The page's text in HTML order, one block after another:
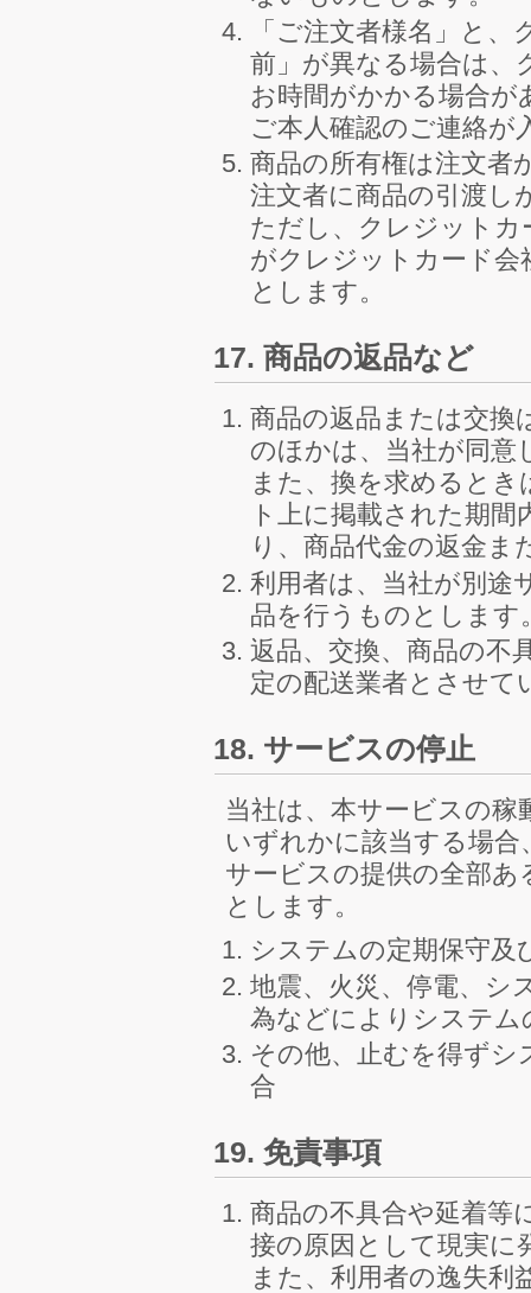
「ご注文者様名」と
前」が異なる場合は、
お時間がかかる場合
ご本人確認のご連絡が
商品の所有権は注文者
注文者に商品の引渡し
ただし、クレジットカ
がクレジットカード会
とします。
17. 商品の返品など
商品の返品または交換
のほかは、当社が同
また、換を求めると
ト上に掲載された期
り、商品代金の返金
利用者は、当社が別途
品を行うものとします
返品、交換、商品の不
定の配送業者とさせて
18. サービスの停止
当社は、本サービスの
いずれかに該当する場
サービスの提供の全部
とします。
システムの定期保守及
地震、火災、停電、シ
為などによりシステム
その他、止むを得ずシ
合
19. 免責事項
商品の不具合や延着等
接の原因として現実に
また、利用者の逸失利